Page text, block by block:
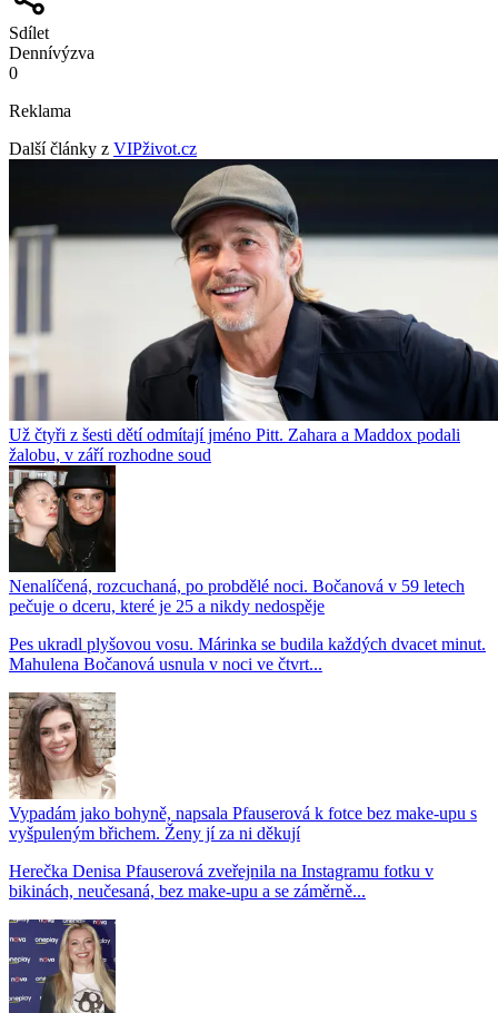
Sdílet
Dennívýzva
0
Reklama
Další články z VIPživot.cz
Už čtyři z šesti dětí odmítají jméno Pitt. Zahara a Maddox podali
žalobu, v září rozhodne soud
Nenalíčená, rozcuchaná, po probdělé noci. Bočanová v 59 letech
pečuje o dceru, které je 25 a nikdy nedospěje
Pes ukradl plyšovou vosu. Márinka se budila každých dvacet minut.
Mahulena Bočanová usnula v noci ve čtvrt...
Vypadám jako bohyně, napsala Pfauserová k fotce bez make-upu s
vyšpuleným břichem. Ženy jí za ni děkují
Herečka Denisa Pfauserová zveřejnila na Instagramu fotku v
bikinách, neučesaná, bez make-upu a se záměrně...